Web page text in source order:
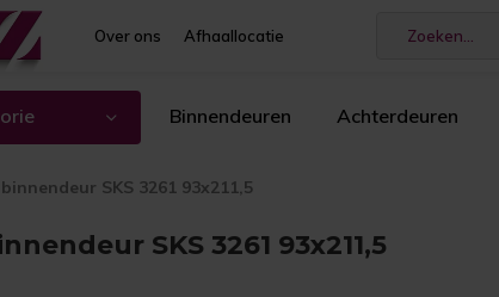
Over ons Afhaallocatie
Binnendeuren Achterdeuren
SKS 3261 93x211,5
SKS 3261 93x211,5